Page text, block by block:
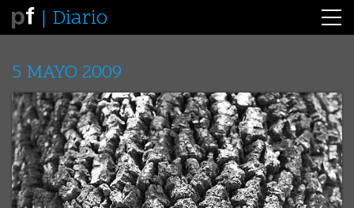
Diario
5 MAYO 2009